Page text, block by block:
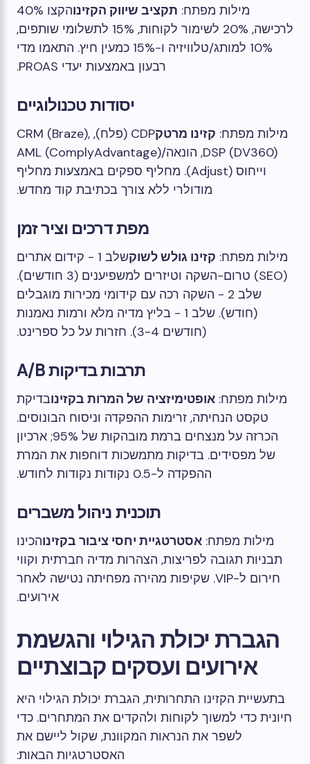
מילות מפתח: תקציב שיווק הקזינו
הקצו 40%
לרכישה, 20% לשימור לקוחות, 15% לתשלומי שותפים,
10% למותג/טלוויזיה ו-15% כמעין חיץ. התאמו מדי
רבעון באמצעות יעדי PROAS.
יסודות טכנולוגיים
מילות מפתח: קזינו מרטק
CDP (פלח), CRM (Braze),
DSP (DV360), הונאה/AML (ComplyAdvantage)
וייחוס (Adjust). מחליף ספקים באמצעות מחליף
מודולרי ללא צורך בכתיבת קוד מחדש.
מפת דרכים וציר זמן
מילות מפתח: קזינו גולש לשוק
שלב 1 - קידום אתרים
(SEO) טרום-השקה וטיזרים למשפיענים (3 חודשים).
שלב 2 - השקה רכה עם קידומי מכירות מוגבלים
(חודש). שלב 1 - בליץ מדיה מלא ורמות נאמנות
(חודשים 3-4). חזרות על כל ספרינט.
תרבות בדיקות A/B
מילות מפתח: אופטימיזציה של המרות בקזינובדיקת
טקסט הנחיתה, זרימות ההפקדה וניסוח הבונוסים.
הכרזה על מנצחים ברמת מובהקות של 95%; ארכיון
של מפסידים. בדיקות מתמשכות דוחפות את המרת
ההפקדה ל-0.5 נקודות נקודות לחודש.
תוכנית ניהול משברים
מילות מפתח: אסטרטגיית יחסי ציבור בקזינוהכינו
תבניות תגובה לפריצות, הצהרות מדיה חברתית וקווי
חירום ל-VIP. שקיפות מהירה מפחיתה נטישה לאחר
אירועים.
הגברת יכולת הגילוי והגשמת
אירועים ועסקים קבוצתיים
בתעשיית הקזינו התחרותית, הגברת יכולת הגילוי היא
חיונית כדי למשוך לקוחות ולהקדים את המתחרים. כדי
לשפר את הנראות המקוונת, שקול ליישם את
האסטרטגיות הבאות: